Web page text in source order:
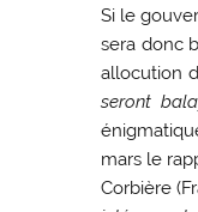
Si le
sera donc
allocution
seront
mars le
Corbière